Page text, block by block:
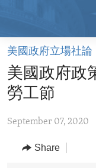
Skip
main
content
to
Navigation
HOME
VIDEO
REGIONS
AFRICA
TOPICS
美國政府立場社論
美國政府政
勞工節
September 07, 2020
Share